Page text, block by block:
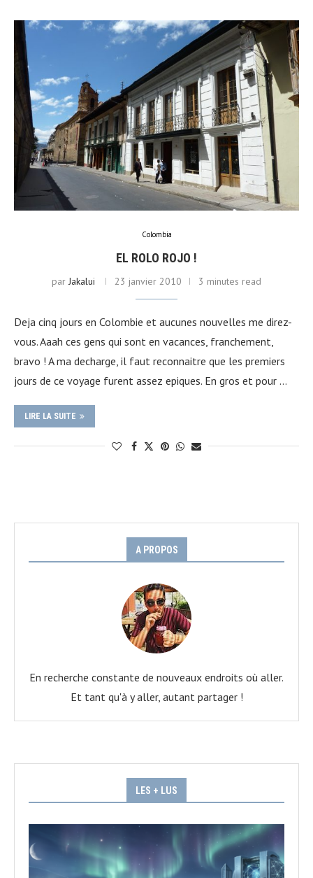
Colombia
EL ROLO ROJO !
par Jakalui 23 janvier 2010 3 minutes read
Deja cinq jours en Colombie et aucunes nouvelles me direz-
vous. Aaah ces gens qui sont en vacances, franchement,
bravo ! A ma decharge, il faut reconnaitre que les premiers
jours de ce voyage furent assez epiques. En gros et pour …
LIRE LA SUITE
A PROPOS
En recherche constante de nouveaux endroits où aller.
Et tant qu'à y aller, autant partager !
LES + LUS